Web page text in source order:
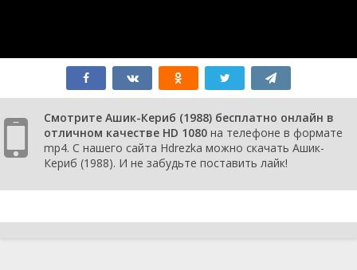
Смотрите Ашик-Кериб (1988) бесплатно онлайн в
отличном качестве HD 1080 на телефоне в формате
mp4. С нашего сайта Hdrezka можно скачать Ашик-
Кериб (1988). И не забудьте поставить лайк!